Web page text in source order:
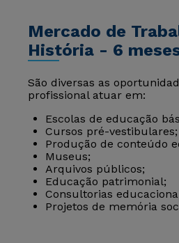
Mercado de
História - 6
São diversas as
profissional atuar em:
Escolas de educação
Cursos pré-vestibulares;
Produção de conteúdo
Museus;
Arquivos públicos;
Educação patrimonial;
Consultorias
Projetos de memória